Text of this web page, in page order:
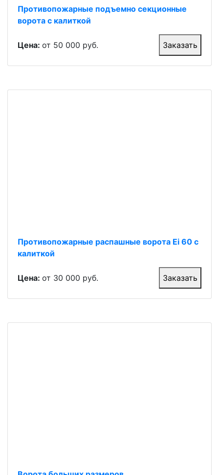
Противопожарные подъемно секционные
ворота с калиткой
Цена: от 50 000 руб. Заказать
Противопожарные распашные ворота Ei 60 с
калиткой
Цена: от 30 000 руб. Заказать